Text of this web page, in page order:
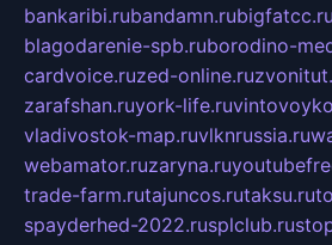
bankaribi.rubandamn.rubigfatcc.ru
blagodarenie-spb.ruborodino-
cardvoice.ruzed-online.ru
zarafshan.ruyork-life.ru
vladivostok-map.ruvlknrussia.ru
webamator.ruzaryna.ru
trade-farm.rutajuncos.rutaksu.ru
spayderhed-2022.rusplclub.ru